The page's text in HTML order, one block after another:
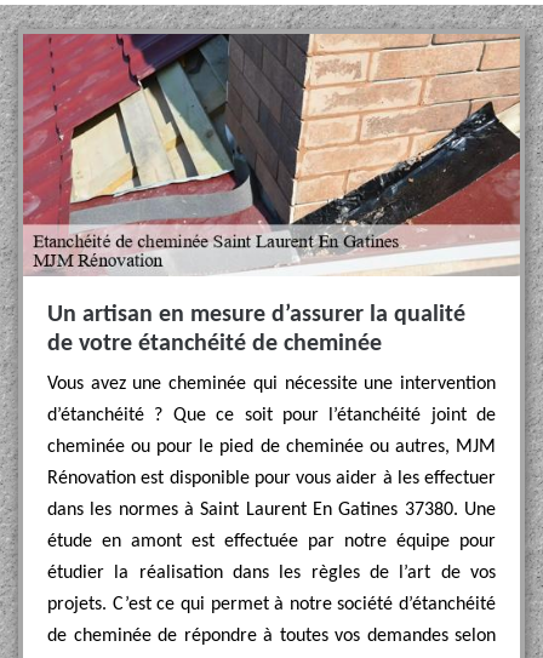
Un artisan en mesure d’assurer la qualité
de votre étanchéité de cheminée
Vous avez une cheminée qui nécessite une intervention
d’étanchéité ? Que ce soit pour l’étanchéité joint de
cheminée ou pour le pied de cheminée ou autres, MJM
Rénovation est disponible pour vous aider à les effectuer
dans les normes à Saint Laurent En Gatines 37380. Une
étude en amont est effectuée par notre équipe pour
étudier la réalisation dans les règles de l’art de vos
projets. C’est ce qui permet à notre société d’étanchéité
de cheminée de répondre à toutes vos demandes selon